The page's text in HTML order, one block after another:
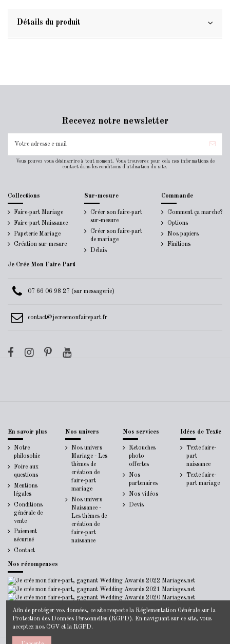
Détails du produit
Recevez notre newsletter
Vous pouvez vous désinscrire à tout moment. Vous trouverez pour cela nos informations de
contact dans les conditions d'utilisation du site.
Collections
Faire-part Mariage
Faire-part Naissance
Papeterie Mariage
Création sur-mesure
Sur-mesure
Créer son faire-part
sur-mesure
Créer son faire-part
de mariage
Délais
Commande
Comment ça marche?
Options
Nos papiers
Finitions
Je Crée Mon Faire Part
07 66 06 98 27 (sur messagerie)
contact@jecreemonfairepart.fr
En savoir plus
Notre
philosohie
Foire aux
questions
Mentions
légales
Conditions
générale de
vente
Paiement
sécurisé
Contact
Nos univers
Nos univers
Mariage - Les
thèmes de
création de
faire-part
mariage
Nos univers
Naissance -
Les thèmes de
création de
faire-part
naissance
Nos services
Retouches
photo
offertes
Nos
partenaires
Nos vidéos
Devis
Idées de Texte
Texte faire-
part
naissance
Texte faire-
part mariage
Nos récompenses
Afin de protéger vos données, ce site respecte la Réglementation Générale sur la
Protection des Données Personnelles (RGPD). En naviguant sur ce site, vous
acceptez nos CGV et la RGPD.